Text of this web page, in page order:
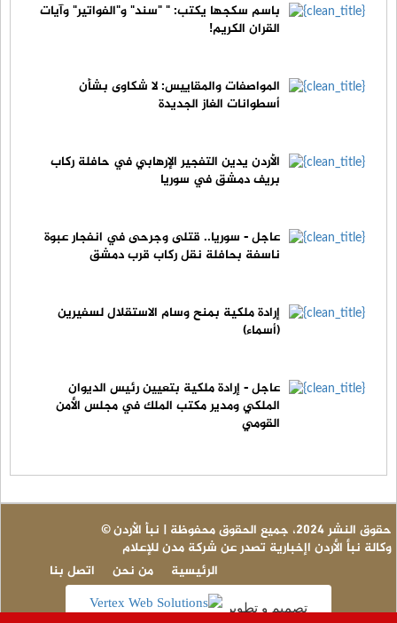
باسم سكجها يكتب: " "سند" و"الفواتير" وآيات
القران الكريم!
المواصفات والمقاييس: لا شكاوى بشأن
أسطوانات الغاز الجديدة
الأردن يدين التفجير الإرهابي في حافلة ركاب
بريف دمشق في سوريا
عاجل - سوريا.. قتلى وجرحى في انفجار عبوة
ناسفة بحافلة نقل ركاب قرب دمشق
إرادة ملكية بمنح وسام الاستقلال لسفيرين
(أسماء)
عاجل - إرادة ملكية بتعيين رئيس الديوان
الملكي ومدير مكتب الملك في مجلس الأمن
القومي
© حقوق النشر 2024، جميع الحقوق محفوظة | نبأ الأردن
وكالة نبأ الأردن اإخبارية تصدر عن شركة مدن للإعلام
اتصل بنا
من نحن الرئيسية
تصميم و تطوير